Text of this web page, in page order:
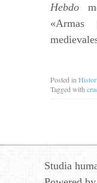
Hebdo
Posted in
Tagged with
Studia